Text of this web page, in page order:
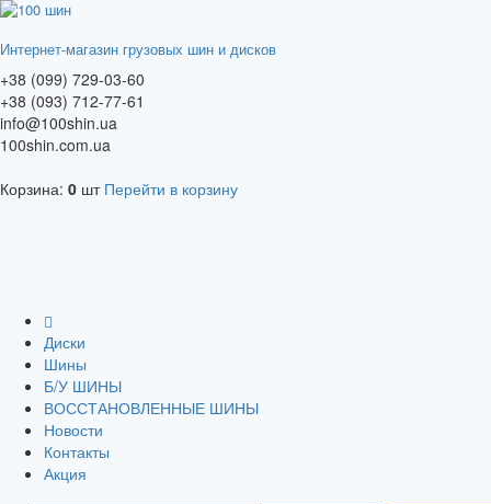
Интернет-магазин грузовых шин и дисков
+38 (099) 729-03-60
+38 (093) 712-77-61
info@100shin.ua
100shin.com.ua
Корзина: 0 шт Перейти в корзину
Диски
Шины
Б/У ШИНЫ
ВОССТАНОВЛЕННЫЕ ШИНЫ
Новости
Контакты
Акция